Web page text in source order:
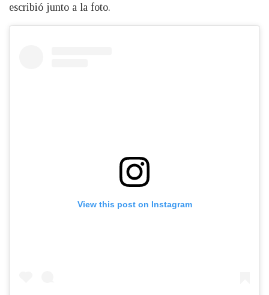
escribió junto a la foto.
View this post on Instagram